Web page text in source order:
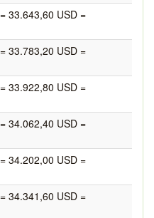
= 33.643,60 USD =
= 33.783,20 USD =
= 33.922,80 USD =
= 34.062,40 USD =
= 34.202,00 USD =
= 34.341,60 USD =